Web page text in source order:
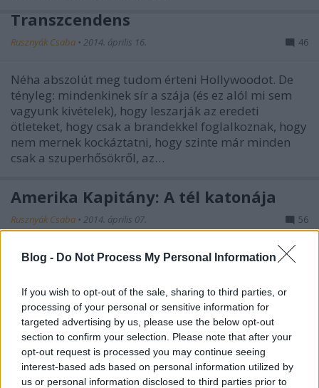
Blog - Do Not Process My Personal Information
If you wish to opt-out of the sale, sharing to third parties, or
processing of your personal or sensitive information for
targeted advertising by us, please use the below opt-out
section to confirm your selection. Please note that after your
opt-out request is processed you may continue seeing
interest-based ads based on personal information utilized by
us or personal information disclosed to third parties prior to
Transzcendens
Rusznyák Csaba • 2014. április 16. 46
Néha abszolút meg tudom érteni Hollywoodot. De
tényleg: mindenkinek sír a szája (és ez alól mi sem
vagyunk kivételek), hogy leszarják az eredeti
ötleteket, hogy csak a brandekkel foglalkoznak, hogy
nem mernek kockáztatni, hogy szinte már minden
csak a szuperhősökről, az…
Amerika Kapitány: A tél katonája
Rusznyák Csaba • 2014. április 07. 56
(spoilermentes) Úgy látszik, a Marvel filmes
Amerika Kapitány folytatása mer kicsit durvább,
tökösebb és sötétebb lenni, és ahhoz hasonló
realisztikusságot vinni a szuperhős-zsánerbe, mint
annak idején Nolan Sötét…
Trónok harca 4x01